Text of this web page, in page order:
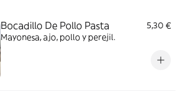
Bocadillo De Pollo Pasta
5,30 €
Mayonesa, ajo, pollo y perejil.